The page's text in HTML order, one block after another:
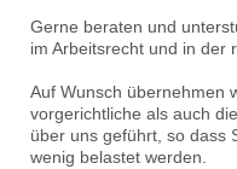
Gerne beraten und
im Arbeitsrecht und in der
Auf Wunsch übernehmen
vorgerichtliche als auch
über uns geführt, so dass
wenig belastet werden.